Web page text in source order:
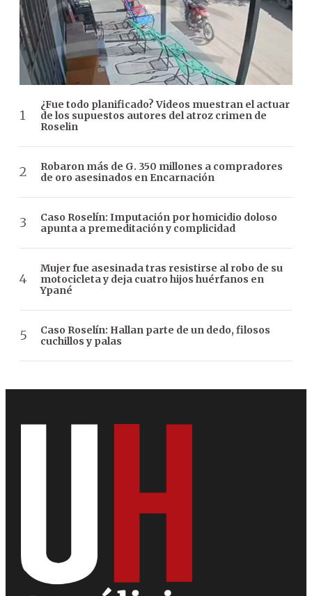
¿Fue todo planificado? Videos muestran el actuar
de los supuestos autores del atroz crimen de
Roselin
Robaron más de G. 350 millones a compradores
de oro asesinados en Encarnación
Caso Roselín: Imputación por homicidio doloso
apunta a premeditación y complicidad
Mujer fue asesinada tras resistirse al robo de su
motocicleta y deja cuatro hijos huérfanos en
Ypané
Caso Roselín: Hallan parte de un dedo, filosos
cuchillos y palas